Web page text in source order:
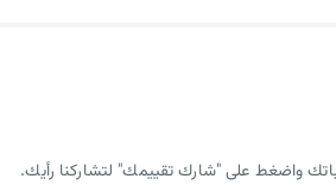
واضغط على "شارك تقييمك" لتشاركنا رأيك.